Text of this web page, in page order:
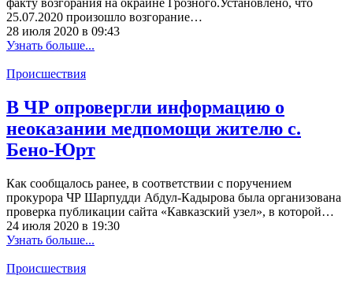
25.07.2020 произошло возгорание…
28 июля 2020 в 09:43
Узнать больше...
Происшествия
В ЧР опровергли информацию о
неоказании медпомощи жителю с.
Бено-Юрт
Как сообщалось ранее, в соответствии с поручением
прокурора ЧР Шарпудди Абдул-Кадырова была организована
проверка публикации сайта «Кавказский узел», в которой…
24 июля 2020 в 19:30
Узнать больше...
Происшествия